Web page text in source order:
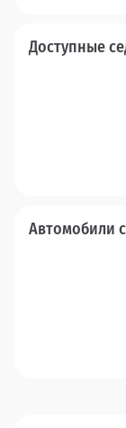
Доступные
Автомобили